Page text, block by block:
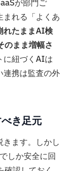
が部門ご
まれる「よくあ
れたままAI検
のまま増幅さ
に紐づくAIは
連携は監査の外
き足元
ます。しかし
しか安全に回